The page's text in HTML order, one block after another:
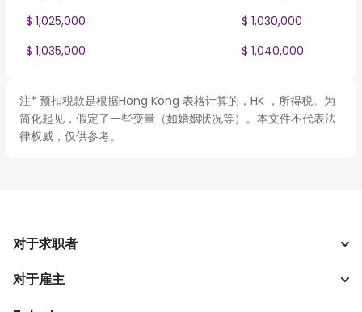
$ 1,025,000
$ 1,030,000
$ 1,035,000
$ 1,040,000
注* 预扣税款是根据Hong Kong 表格计算的，HK ，所得税。为
简化起见，假定了一些变量（如婚姻状况等）。本文件不代表法
律权威，仅供参考。
对于求职者
搜索工作
对于雇主